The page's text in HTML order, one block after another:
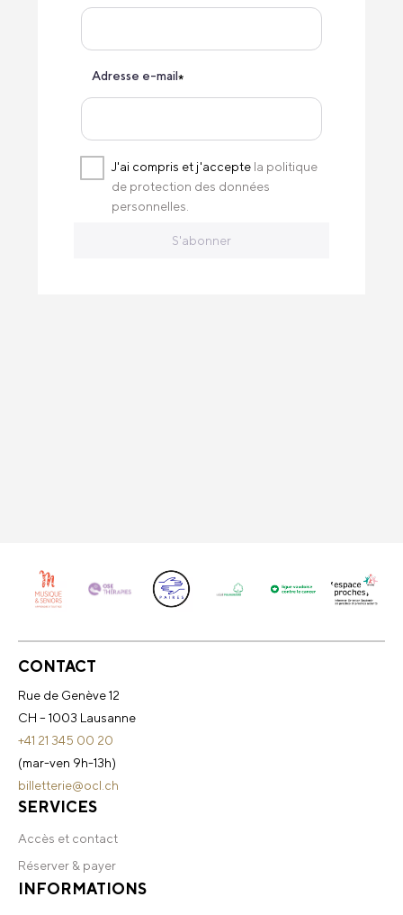
Adresse e-mail*
J'ai compris et j'accepte la politique
de protection des données
personnelles.
S'abonner
CONTACT
Rue de Genève 12
CH – 1003 Lausanne
+41 21 345 00 20
(mar-ven 9h-13h)
billetterie@ocl.ch
SERVICES
Accès et contact
Réserver & payer
INFORMATIONS